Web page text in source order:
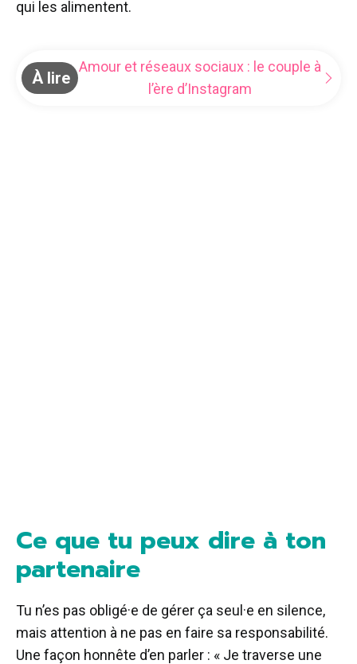
qui les alimentent.
À lire
Amour et réseaux sociaux : le couple à
l’ère d’Instagram
Ce que tu peux dire à ton
partenaire
Tu n’es pas obligé·e de gérer ça seul·e en silence,
mais attention à ne pas en faire sa responsabilité.
Une façon honnête d’en parler : « Je traverse une